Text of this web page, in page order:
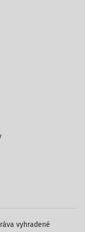
vyhradené